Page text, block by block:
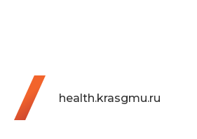
health.krasgmu.ru